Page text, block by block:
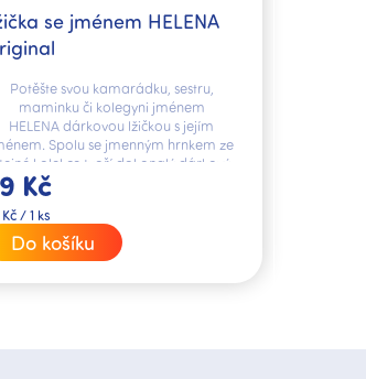
se jménem HELENA
Kč
/ 1 ks
Do košíku
Potěšte svou kamarádku, sestru,
maminku či kolegyni jménem
HELENA dárkovou lžičkou s jejím
Spolu se jmenným hrnkem ze
kolekce tvoří dokonalý dárkový